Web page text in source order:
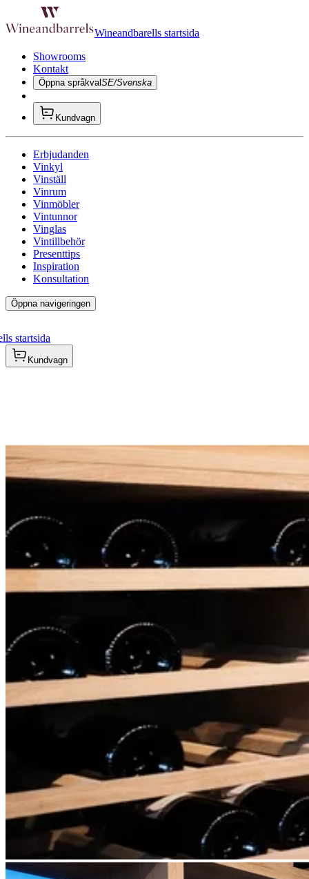
Wineandbarells startsida
Showrooms
Kontakt
Öppna språkvalSE/Svenska
Kundvagn
Erbjudanden
Vinkyl
Vinställ
Vinrum
Vinmöbler
Vintunnor
Vinglas
Vintillbehör
Presenttips
Inspiration
Konsultation
Öppna navigeringen
startsida
Kundvagn